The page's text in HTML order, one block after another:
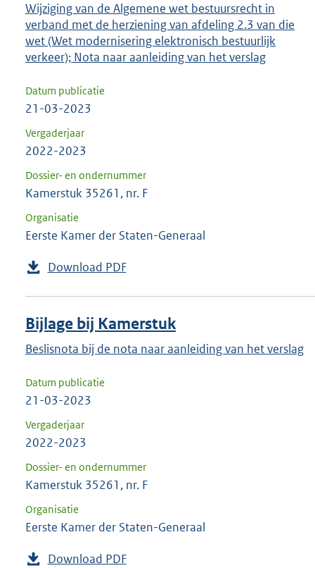
keuze
te
bevestigen.
Wijziging van de Algemene wet bestuursrecht in
verband met de herziening van afdeling 2.3 van die
wet (Wet modernisering elektronisch bestuurlijk
verkeer); Nota naar aanleiding van het verslag
Datum publicatie
21-03-2023
Vergaderjaar
2022-2023
Dossier- en ondernummer
Kamerstuk 35261, nr. F
Organisatie
Eerste Kamer der Staten-Generaal
Download PDF
Bijlage bij Kamerstuk
Beslisnota bij de nota naar aanleiding van het verslag
Datum publicatie
21-03-2023
Vergaderjaar
2022-2023
Dossier- en ondernummer
Kamerstuk 35261, nr. F
Organisatie
Eerste Kamer der Staten-Generaal
Download PDF